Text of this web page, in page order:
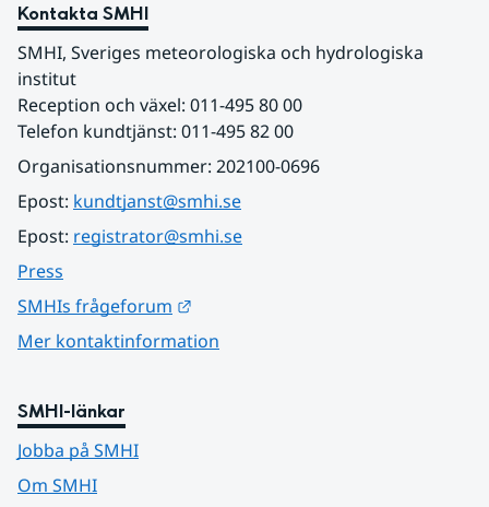
Kontakta SMHI
SMHI, Sveriges meteorologiska och hydrologiska
institut
Reception och växel: 011-495 80 00
Telefon kundtjänst: 011-495 82 00
Organisationsnummer: 202100-0696
Epost: kundtjanst@smhi.se
Epost: registrator@smhi.se
Press
SMHIs frågeforum
Mer kontaktinformation
SMHI-länkar
Jobba på SMHI
Om SMHI